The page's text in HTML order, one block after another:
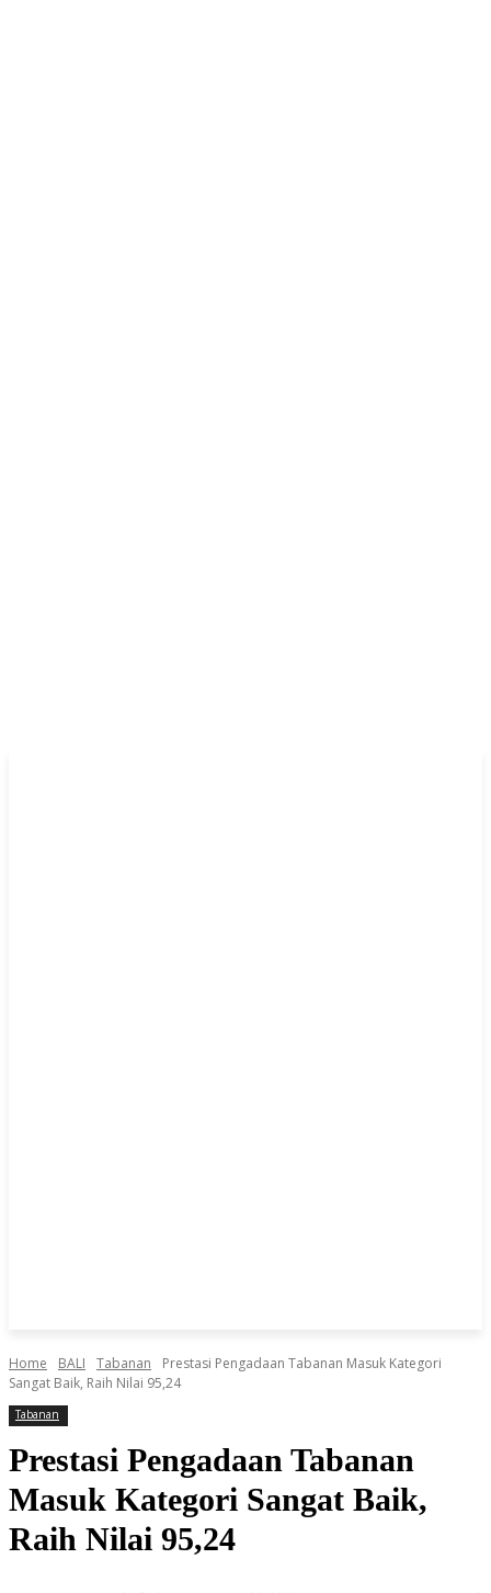
Home BALI Tabanan
Prestasi Pengadaan Tabanan Masuk Kategori
Sangat Baik, Raih Nilai 95,24
Tabanan
Prestasi Pengadaan Tabanan
Masuk Kategori Sangat Baik,
Raih Nilai 95,24